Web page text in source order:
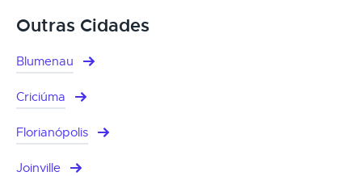
Outras Cidades
Blumenau
Criciúma
Florianópolis
Joinville